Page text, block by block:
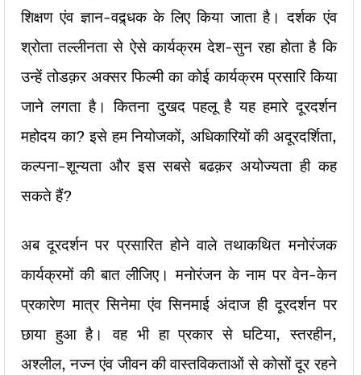
शिक्षण एंव ज्ञान-वद्र्धक के लिए किया जाता है। दर्शक एंव
श्रोता तल्लीनता से ऐसे कार्यक्रम देश-सुन रहा होता है कि
उन्हें तोडक़र अक्सर फिल्मी का कोई कार्यक्रम प्रसारि किया
जाने लगता है। कितना दुखद पहलू है यह हमारे दूरदर्शन
महोदय का? इसे हम नियोजकों, अधिकारियों की अदूरदर्शिता,
कल्पना-शून्यता और इस सबसे बढक़र अयोज्यता ही कह
सकते हैं?
अब दूरदर्शन पर प्रसारित होने वाले तथाकथित मनोरंजक
कार्यक्रमों की बात लीजिए। मनोरंजन के नाम पर वेन-केन
प्रकारेण मात्र सिनेमा एंव सिनमाई अंदाज ही दूरदर्शन पर
छाया हुआ है। वह भी हा प्रकार से घटिया, स्तरहीन,
अश्लील, नज्न एंव जीवन की वास्तविकताओं से कोसों दूर रहने